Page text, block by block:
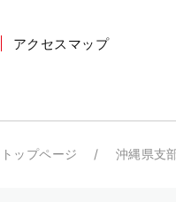
アクセスマップ
トップページ 沖縄県支